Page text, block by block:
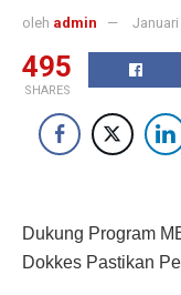
oleh admin Januari
495
SHARES
Dukung Program
Dokkes Pastikan